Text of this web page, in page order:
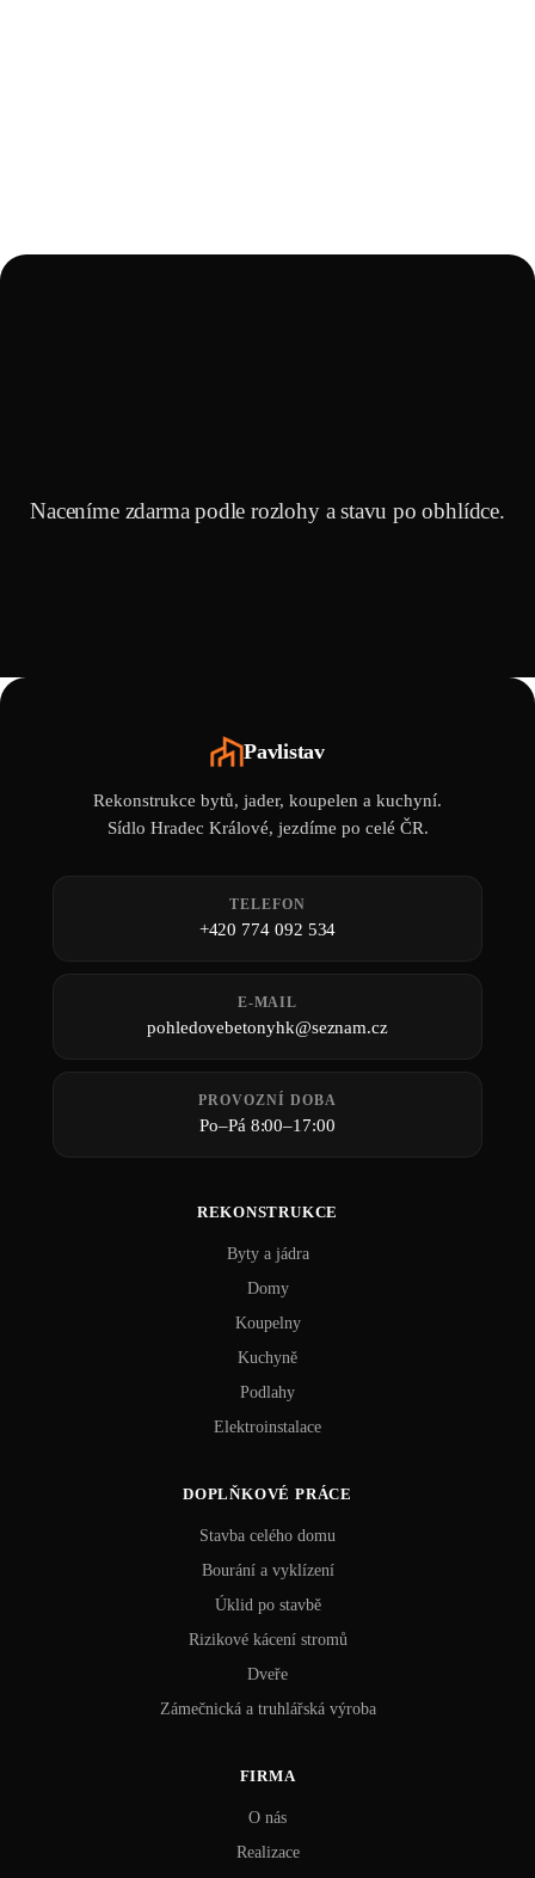
Naceníme zdarma podle rozlohy a stavu po obhlídce.
Pavlistav
Rekonstrukce bytů, jader, koupelen a kuchyní.
Sídlo Hradec Králové, jezdíme po celé ČR.
TELEFON
+420 774 092 534
E-MAIL
pohledovebetonyhk@seznam.cz
PROVOZNÍ DOBA
Po–Pá 8:00–17:00
REKONSTRUKCE
Byty a jádra
Domy
Koupelny
Kuchyně
Podlahy
Elektroinstalace
DOPLŇKOVÉ PRÁCE
Stavba celého domu
Bourání a vyklízení
Úklid po stavbě
Rizikové kácení stromů
Dveře
Zámečnická a truhlářská výroba
FIRMA
O nás
Realizace